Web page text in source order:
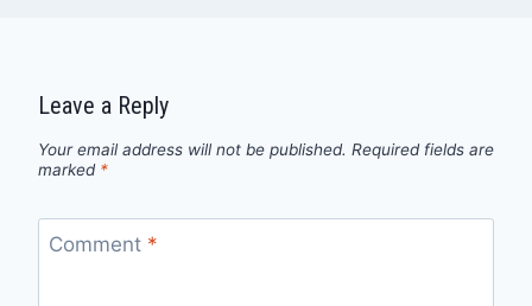
Leave a Reply
Your email address will not be published. Required fields are
marked *
Comment *